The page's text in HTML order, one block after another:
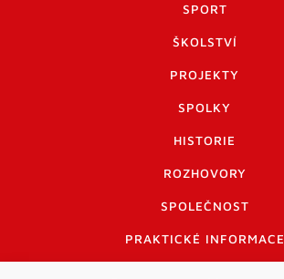
SPORT
ŠKOLSTVÍ
PROJEKTY
SPOLKY
HISTORIE
ROZHOVORY
SPOLEČNOST
PRAKTICKÉ INFORMACE